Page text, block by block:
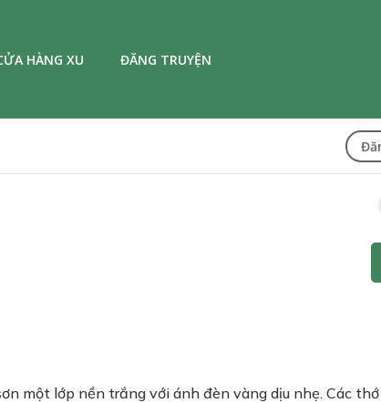
HÀNG XU ĐĂNG TRUYỆN
một lớp nền trắng với ánh đèn vàng dịu nhẹ. Các